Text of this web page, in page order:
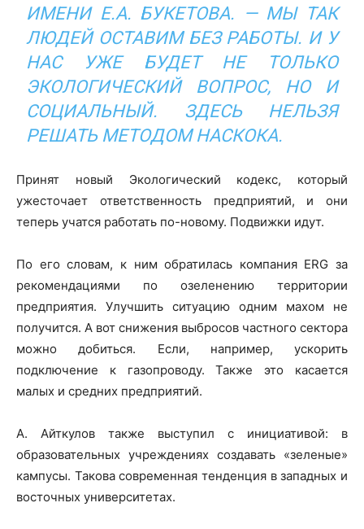
ИМЕНИ Е.А. БУКЕТОВА. — МЫ ТАК
ЛЮДЕЙ ОСТАВИМ БЕЗ РАБОТЫ. И У
НАС УЖЕ БУДЕТ НЕ ТОЛЬКО
ЭКОЛОГИЧЕСКИЙ ВОПРОС, НО И
СОЦИАЛЬНЫЙ. ЗДЕСЬ НЕЛЬЗЯ
РЕШАТЬ МЕТОДОМ НАСКОКА.
Принят новый Экологический кодекс, который
ужесточает ответственность предприятий, и они
теперь учатся работать по-новому. Подвижки идут.
По его словам, к ним обратилась компания ERG за
рекомендациями по озеленению территории
предприятия. Улучшить ситуацию одним махом не
получится. А вот снижения выбросов частного сектора
можно добиться. Если, например, ускорить
подключение к газопроводу. Также это касается
малых и средних предприятий.
А. Айткулов также выступил с инициативой: в
образовательных учреждениях создавать «зеленые»
кампусы. Такова современная тенденция в западных и
восточных университетах.